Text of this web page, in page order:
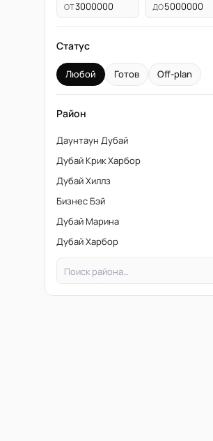
ОТ ДО
Статус
Любой Готов Off-plan
Район
Даунтаун Дубай
Дубай Крик Харбор
Дубай Хиллз
Бизнес Бэй
Дубай Марина
Дубай Харбор